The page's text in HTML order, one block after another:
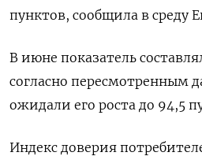
пунктов, сообщила в среду
В июне показатель
согласно пересмотренным
ожидали его роста до 94,5
Индекс доверия